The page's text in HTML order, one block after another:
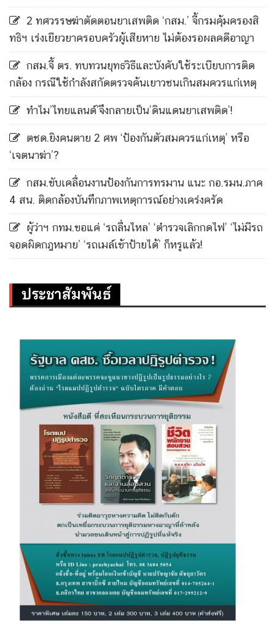
2 ทศวรรษฆ่าตัดตอนยาเสพติด ‘กสม.’ จี้กรมคุ้มครองสิ
ทธิฯ เร่งเยียวยาครอบครัวผู้เสียหาย ไม่ต้องรอผลคดีอาญา
กสม.จี้ ตร. ทบทวนยุทธวิธีและบังคับใช้ระเบียบการติด
กล้อง กรณีใช้กำลังสกัดตรวจค้นเยาวชนเกินสมควรแก่เหตุ
ทำไม’ไทยแลนด์’จึงกลายเป็น’ดินแดนยาเสพติด’!
ตชด.ยิงคนตาย 2 ศพ ‘ป้องกันตัวสมควรแก่เหตุ’ หรือ
‘เจตนาฆ่า’?
กสม.ขับเคลื่อนงานป้องกันการทรมาน แนะ กอ.รมน.ภาค
4 สน. ติดกล้องบันทึกภาพเหตุการณ์อย่างเคร่งครัด
ผู้ว่าฯ กทม.ขอแค่ ‘รถลื่นไหล’ ‘ตำรวจเลิกกดไฟ’ ‘ไม่มีรถ
จอดผิดกฎหมาย’ ‘รถเมล์เข้าป้ายได้’ ก็หรูแล้ว!
ประชาสัมพันธ์